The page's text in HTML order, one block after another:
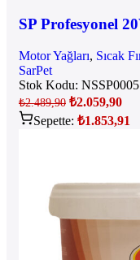
SP Profesyonel
Motor Yağları, Sıcak
SarPet
Stok Kodu: NSSP0005
₺2.489,90 ₺2.059,90
Sepette: ₺1.853,91